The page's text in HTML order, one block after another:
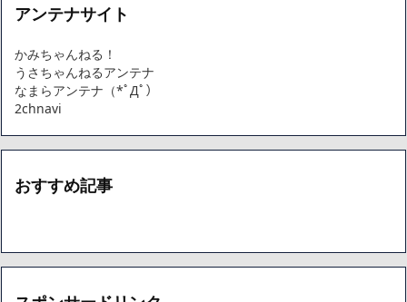
アンテナサイト
かみちゃんねる！
うさちゃんねるアンテナ
なまらアンテナ（*ﾟДﾟ）
2chnavi
おすすめ記事